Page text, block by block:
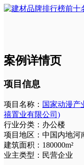
案例详情页
项目信息
项目名称： 国家动漫产
禧置业有限公司)
行业分类： 办公楼
项目地区： 中国内地河
建筑面积： 180000m²
业主类型： 民营企业